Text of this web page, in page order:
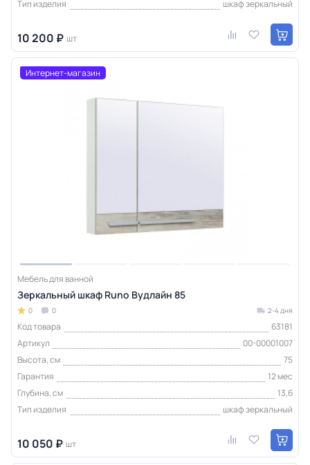
Тип изделия
шкаф зеркальный
10 200 ₽ шт
Интернет-магазин
Мебель для ванной
Зеркальный шкаф Runo Вудлайн 85
0 0 2-4 дня
Код товара
63181
Артикул
00-00001007
Высота, см
75
Гарантия
12 мес
Глубина, см
13,6
Тип изделия
шкаф зеркальный
10 050 ₽ шт